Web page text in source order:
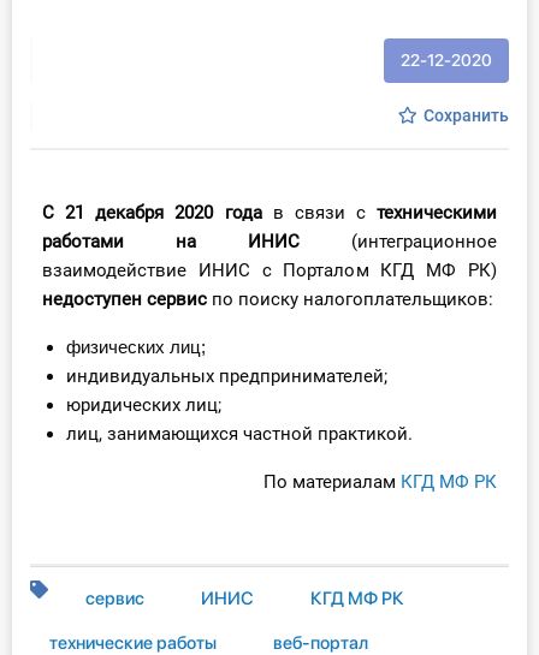
Вебинары
Справочник бухгалтера
Участник ВЭД
Практика ИП
Юридический помощник
Интернет-магазин
22-12-2020
Сохранить
С 21 декабря 2020 годав связи с техническими
работами на ИНИС (интеграционное
взаимодействие ИНИС с Порталом КГД МФ РК)
недоступен сервис по поиску налогоплательщиков:
физических лиц;
индивидуальных предпринимателей;
юридических лиц;
лиц, занимающихся частной практикой.
По материалам КГД МФ РК
сервис ИНИС КГД МФ РК
технические работы веб-портал